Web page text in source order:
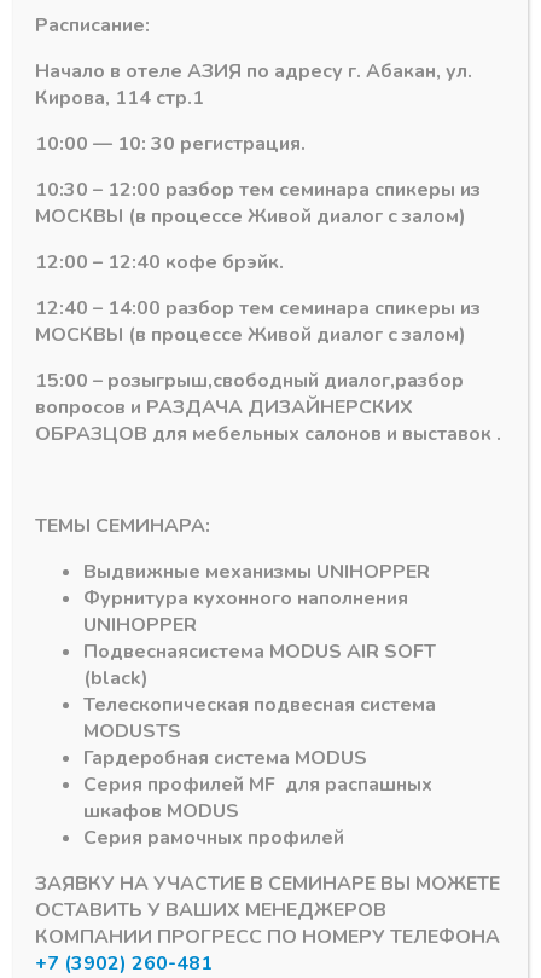
CLICK-
ON
PIVOTSTAR
52мм
вкладная
планки
Категория:Петли с доводчиком
Похожие товары
Петли с доводчиком
Н-0 Anyway 3 D , DTC
PIVOTSTAR
В наличии
35,70₽
Артикул:
Н-2 DTC PIVOT PRO
для петли 45 гр. и 90
В наличии
Артикул:15371
Расписание:
Начало в отеле АЗИЯ по адресу г. Абакан, ул.
Кирова, 114 стр.1
10:00 — 10: 30 регистрация.
10:30 – 12:00 разбор тем семинара спикеры из
МОСКВЫ (в процессе Живой диалог с залом)
12:00 – 12:40 кофе брэйк.
12:40 – 14:00 разбор тем семинара спикеры из
МОСКВЫ (в процессе Живой диалог с залом)
15:00 – розыгрыш,свободный диалог,разбор
вопросов и РАЗДАЧА ДИЗАЙНЕРСКИХ
ОБРАЗЦОВ для мебельных салонов и выставок .
ТЕМЫ СЕМИНАРА:
Выдвижные механизмы UNIHOPPER
Фурнитура кухонного наполнения
UNIHOPPER
Подвеснаясистема MODUS AIR SOFT
(black)
Телескопическая подвесная система
MODUSTS
Гардеробная система MODUS
Серия профилей MF для распашных
шкафов MODUS
Серия рамочных профилей
ЗАЯВКУ НА УЧАСТИЕ В СЕМИНАРЕ ВЫ МОЖЕТЕ
ОСТАВИТЬ У ВАШИХ МЕНЕДЖЕРОВ
КОМПАНИИ ПРОГРЕСС ПО НОМЕРУ ТЕЛЕФОНА
+7 (3902) 260-481